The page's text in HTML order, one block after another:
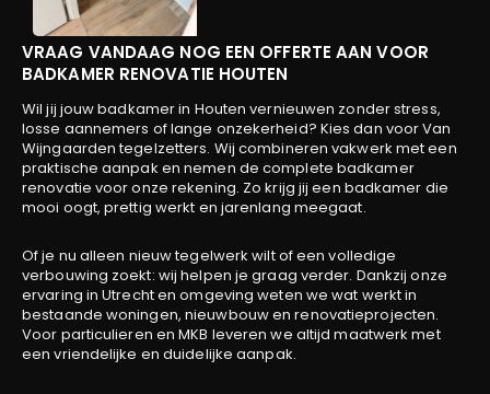
VRAAG VANDAAG NOG EEN OFFERTE AAN VOOR
BADKAMER RENOVATIE HOUTEN
Wil jij jouw badkamer in Houten vernieuwen zonder stress,
losse aannemers of lange onzekerheid? Kies dan voor Van
Wijngaarden tegelzetters. Wij combineren vakwerk met een
praktische aanpak en nemen de complete badkamer
renovatie voor onze rekening. Zo krijg jij een badkamer die
mooi oogt, prettig werkt en jarenlang meegaat.
Of je nu alleen nieuw tegelwerk wilt of een volledige
verbouwing zoekt: wij helpen je graag verder. Dankzij onze
ervaring in Utrecht en omgeving weten we wat werkt in
bestaande woningen, nieuwbouw en renovatieprojecten.
Voor particulieren en MKB leveren we altijd maatwerk met
een vriendelijke en duidelijke aanpak.